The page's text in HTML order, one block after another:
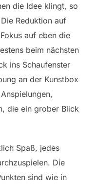
die Idee klingt, so
Reduktion auf
auf eben die
beim nächsten
ins Schaufenster
an der Kunstbox
die ein grober Blick
Spaß, jedes
Die
sind wie in